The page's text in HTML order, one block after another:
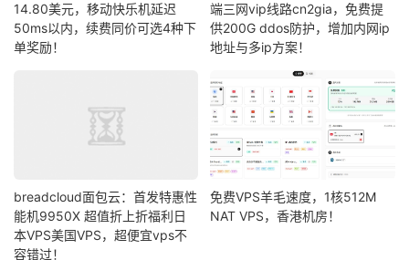
14.80美元，移动快乐机延迟
50ms以内，续费同价可选4种下
单奖励！
端三网vip线路cn2gia，免费提
供200G ddos防护，增加内网ip
地址与多ip方案！
breadcloud面包云：首发特惠性
能机9950X 超值折上折福利日
本VPS美国VPS，超便宜vps不
容错过！
免费VPS羊毛速度，1核512M
NAT VPS，香港机房！